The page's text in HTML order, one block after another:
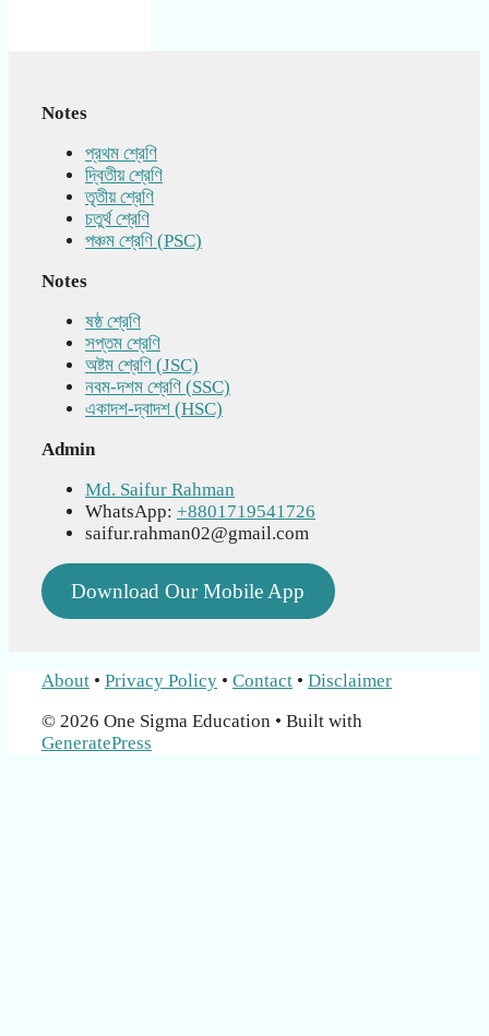
Notes
প্রথম শ্রেণি
দ্বিতীয় শ্রেণি
তৃতীয় শ্রেণি
চতুর্থ শ্রেণি
পঞ্চম শ্রেণি (PSC)
Notes
ষষ্ঠ শ্রেণি
সপ্তম শ্রেণি
অষ্টম শ্রেণি (JSC)
নবম-দশম শ্রেণি (SSC)
একাদশ-দ্বাদশ (HSC)
Admin
Md. Saifur Rahman
WhatsApp: +8801719541726
saifur.rahman02@gmail.com
Download Our Mobile App
About • Privacy Policy • Contact • Disclaimer
© 2026 One Sigma Education • Built with
GeneratePress